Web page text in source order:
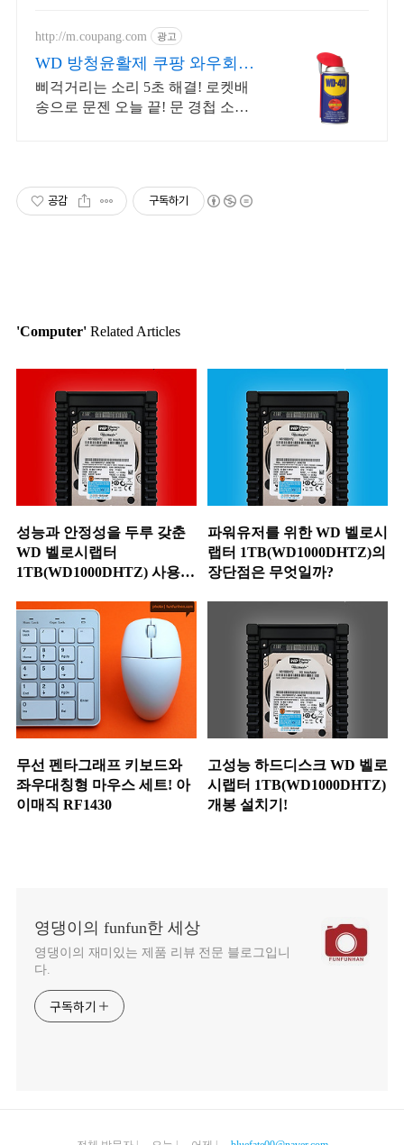
http://m.coupang.com 광고
WD 방청윤활제 쿠팡 와우회원
30일 반품
삐걱거리는 소리 5초 해결! 로켓배
송으로 문젠 오늘 끝! 문 경첩 소음,
공감 구독하기
'Computer' Related Articles
성능과 안정성을 두루 갖춘
WD 벨로시랩터
1TB(WD1000DHTZ) 사용
파워유저를 위한 WD 벨로시
랩터 1TB(WD1000DHTZ)의
장단점은 무엇일까?
무선 펜타그래프 키보드와
좌우대칭형 마우스 세트! 아
이매직 RF1430
고성능 하드디스크 WD 벨로
시랩터 1TB(WD1000DHTZ)
개봉 설치기!
영댕이의 funfun한 세상
영댕이의 재미있는 제품 리뷰 전문 블로그입니
다.
구독하기